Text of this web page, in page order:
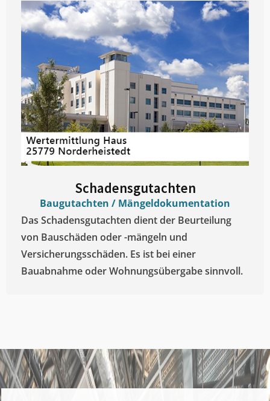
Schadensgutachten
Baugutachten / Mängeldokumentation
Das Schadensgutachten dient der Beurteilung
von Bauschäden oder -mängeln und
Versicherungsschäden. Es ist bei einer
Bauabnahme oder Wohnungsübergabe sinnvoll.